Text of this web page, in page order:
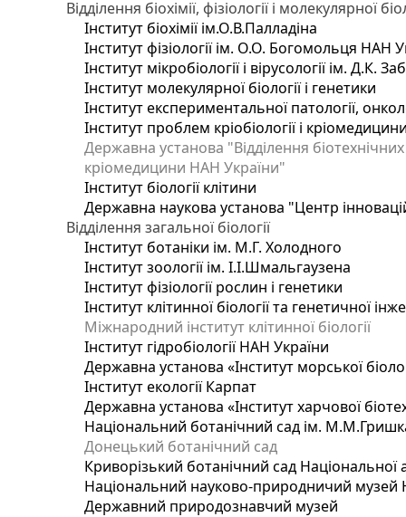
Відділення біохімії, фізіології і молекулярної
Інститут біохімії ім.О.В.Палладіна
Інститут фізіології ім. О.О. Богомольця НАН
Інститут мікробіології і вірусології ім. Д.К.
Інститут молекулярної біології і генетики
Інститут експериментальної патології,
Інститут проблем кріобіології і
Державна установа "Відділення
кріомедицини НАН України"
Інститут біології клітини
Державна наукова установа "Центр
Відділення загальної біології
Інститут ботаніки ім. М.Г. Холодного
Інститут зоології ім. І.І.Шмальгаузена
Інститут фізіології рослин і генетики
Інститут клітинної біології та генетичної
Міжнародний інститут клітинної біології
Інститут гідробіології НАН України
Державна установа «Інститут морської
Інститут екології Карпат
Державна установа «Інститут харчової
Національний ботанічний сад ім.
Донецький ботанічний сад
Криворізький ботанічний сад Національної
Національний науково-природничий музей
Державний природознавчий музей